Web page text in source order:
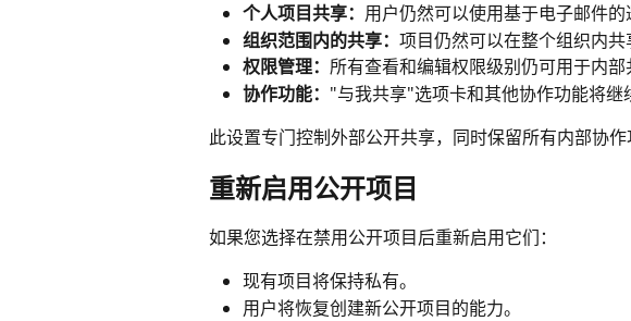
个人项目共享： 用户仍然可以使用基于电子邮件的
组织范围内的共享： 项目仍然可以在整个组织内共
权限管理： 所有查看和编辑权限级别仍可用于内部
协作功能： "与我共享"选项卡和其他协作功能将继
此设置专门控制外部公开共享，同时保留所有内部协作
重新启用公开项目
如果您选择在禁用公开项目后重新启用它们：
现有项目将保持私有。
用户将恢复创建新公开项目的能力。